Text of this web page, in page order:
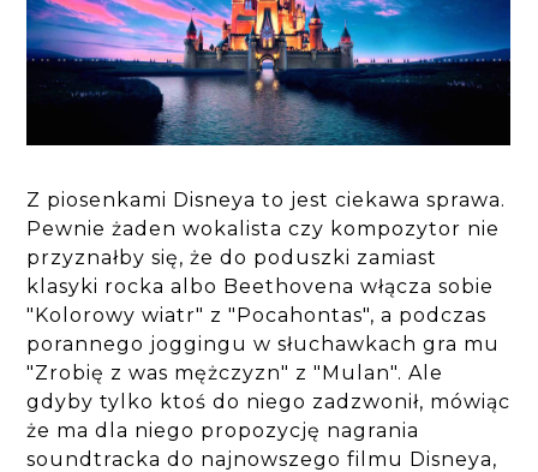
Z piosenkami Disneya to jest ciekawa sprawa.
Pewnie żaden wokalista czy kompozytor nie
przyznałby się, że do poduszki zamiast
klasyki rocka albo Beethovena włącza sobie
"Kolorowy wiatr" z "Pocahontas", a podczas
porannego joggingu w słuchawkach gra mu
"Zrobię z was mężczyzn" z "Mulan". Ale
gdyby tylko ktoś do niego zadzwonił, mówiąc
że ma dla niego propozycję nagrania
soundtracka do najnowszego filmu Disneya,